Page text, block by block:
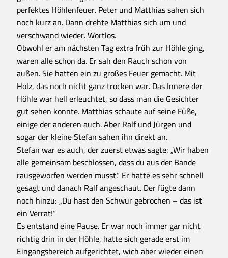
perfektes Höhlenfeuer. Peter und Matthias sahen sich
noch kurz an. Dann drehte Matthias sich um und
verschwand wieder. Wortlos.
Obwohl er am nächsten Tag extra früh zur Höhle ging,
waren alle schon da. Er sah den Rauch schon von
außen. Sie hatten ein zu großes Feuer gemacht. Mit
Holz, das noch nicht ganz trocken war. Das Innere der
Höhle war hell erleuchtet, so dass man die Gesichter
gut sehen konnte. Matthias schaute auf seine Füße,
einige der anderen auch. Aber Ralf und Jürgen und
sogar der kleine Stefan sahen ihn direkt an.
Stefan war es auch, der zuerst etwas sagte: „Wir haben
alle gemeinsam beschlossen, dass du aus der Bande
rausgeworfen werden musst.“ Er hatte es sehr schnell
gesagt und danach Ralf angeschaut. Der fügte dann
noch hinzu: „Du hast den Schwur gebrochen – das ist
ein Verrat!“
Es entstand eine Pause. Er war noch immer gar nicht
richtig drin in der Höhle, hatte sich gerade erst im
Eingangsbereich aufgerichtet, wich aber wieder einen